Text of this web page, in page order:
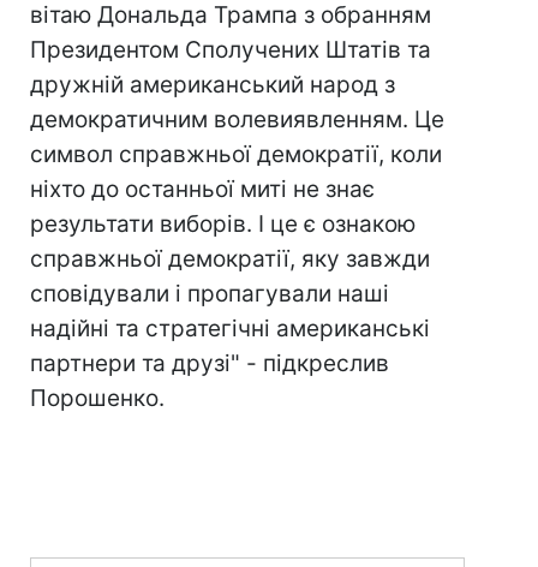
вітаю Дональда Трампа з обранням
Президентом Сполучених Штатів та
дружній американський народ з
демократичним волевиявленням. Це
символ справжньої демократії, коли
ніхто до останньої миті не знає
результати виборів. І це є ознакою
справжньої демократії, яку завжди
сповідували і пропагували наші
надійні та стратегічні американські
партнери та друзі" - підкреслив
Порошенко.